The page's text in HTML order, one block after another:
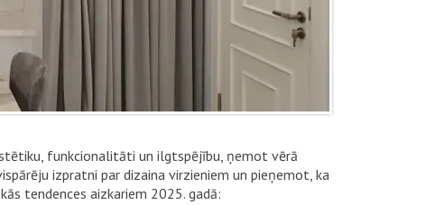
funkcionalitāti un ilgtspējību, ņemot vērā
izpratni par dizaina virzieniem un pieņemot, ka
tendences aizkariem 2025. gadā: